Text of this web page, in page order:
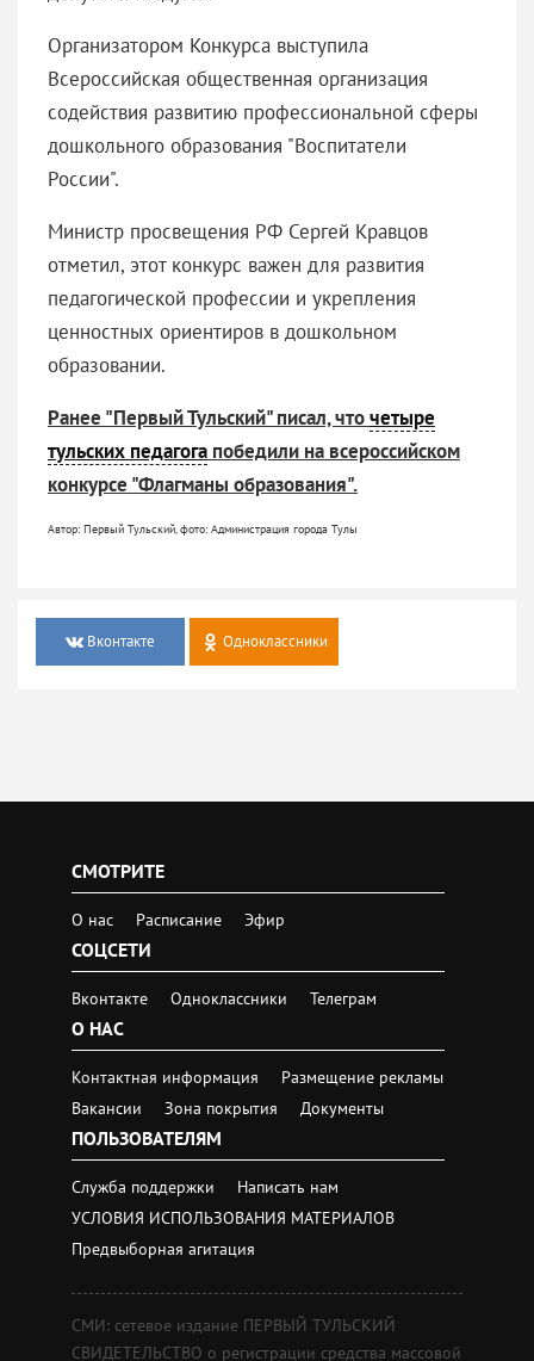
Организатором Конкурса выступила
Всероссийская общественная организация
содействия развитию профессиональной сферы
дошкольного образования "Воспитатели
России".
Министр просвещения РФ Сергей Кравцов
отметил, этот конкурс важен для развития
педагогической профессии и укрепления
ценностных ориентиров в дошкольном
образовании.
Ранее "Первый Тульский" писал, чточетыре
тульских педагога победили на всероссийском
конкурсе "Флагманы образования".
Автор: Первый Тульский, фото: Администрация города Тулы
Вконтакте Одноклассники
СМОТРИТЕ
О нас Расписание Эфир
СОЦСЕТИ
Вконтакте Одноклассники Телеграм
О НАС
Контактная информация
Размещение рекламы
Вакансии
Зона покрытия Документы
ПОЛЬЗОВАТЕЛЯМ
Служба поддержки
Написать нам
УСЛОВИЯ ИСПОЛЬЗОВАНИЯ МАТЕРИАЛОВ
Предвыборная агитация
СМИ: сетевое издание ПЕРВЫЙ ТУЛЬСКИЙ
СВИДЕТЕЛЬСТВО о регистрации средства массовой